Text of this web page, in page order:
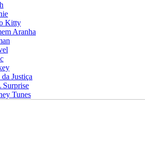
Kitty
Aranha
Justiça
Tunes